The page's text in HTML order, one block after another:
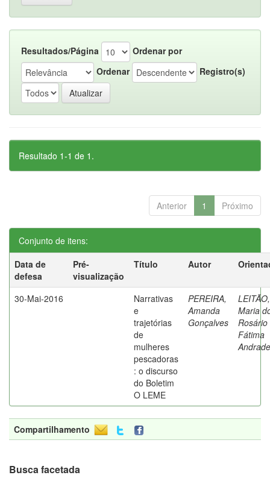
Resultados/Página
Ordenar por
Ordenar
Registro(s)
Resultado 1-1 de 1.
Anterior 1 Próximo
Conjunto de itens:
Data de
defesa
Pré-
visualização
Título Autor
30-Mai-2016
Narrativas
e
trajetórias
de
mulheres
pescadoras
: o discurso
do Boletim
O LEME
PEREIRA,
Amanda
Gonçalves
LEITÃO,
Maria
Rosário
Fátima
Andrade
Compartilhamento
Busca facetada